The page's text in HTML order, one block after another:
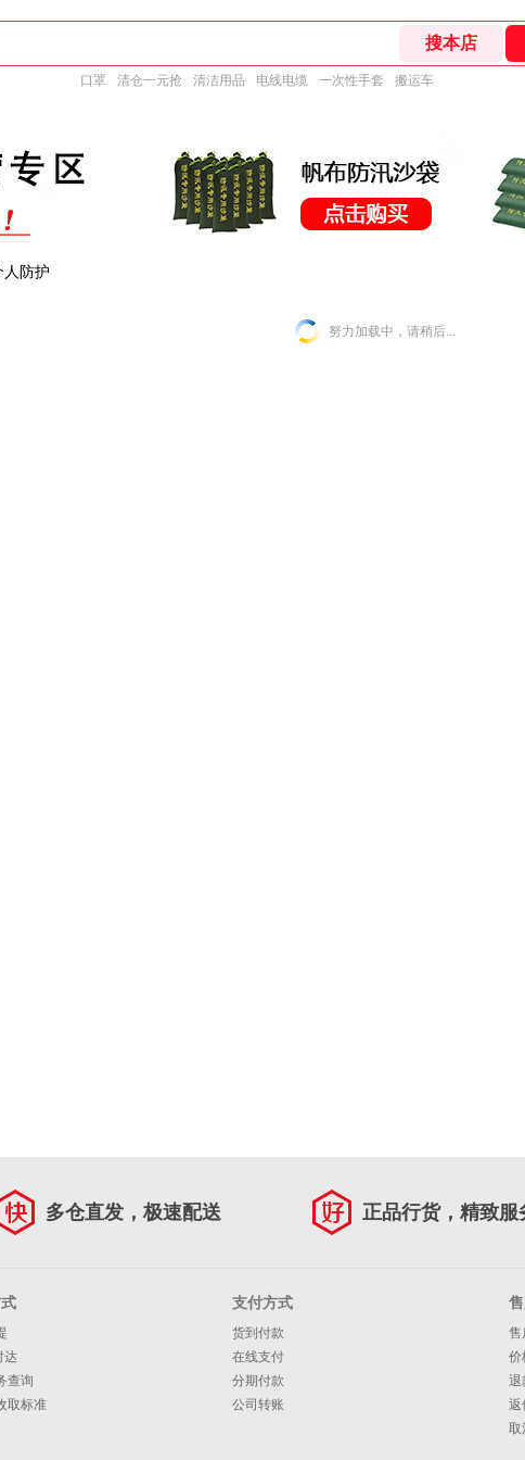
口罩 清仓一元抢 清洁用品 电线电缆 一次性手套 搬运车
人防护
努力加载中，请稍后...
多仓直发，极速配送 正品行货，精致服
达
查询
取标准
支付方式
货到付款
在线支付
分期付款
公司转账
售
价
退
返
取